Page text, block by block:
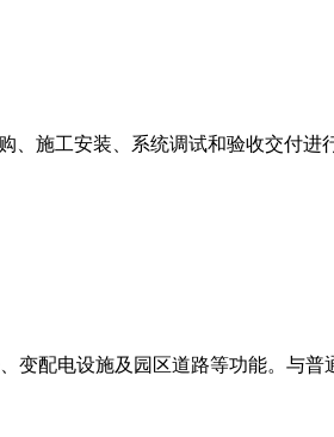
、施工安装、系统调试和验收交付进
变配电设施及园区道路等功能。与普